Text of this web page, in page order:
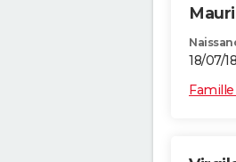
18/07/
Famille